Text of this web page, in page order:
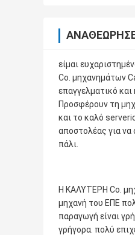
είμαι
Co. μηχανημάτων
επαγγελματικό και
Προσφέρουν τη
και το καλό
αποστολέας για να
πάλι.
Η ΚΑΛΥΤΕΡΗ Co.
μηχανή του ΕΠΕ
παραγωγή είναι
γρήγορα. πολύ